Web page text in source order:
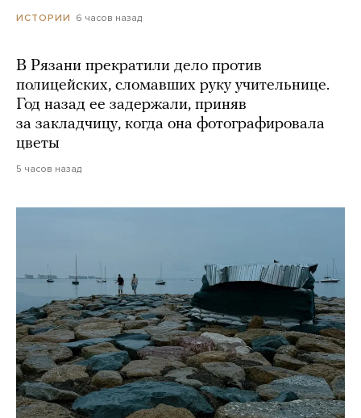
ИСТОРИИ 6 часов назад
В Рязани прекратили дело против
полицейских, сломавших руку учительнице.
Год назад ее задержали, приняв
за закладчицу, когда она фотографировала
цветы
5 часов назад